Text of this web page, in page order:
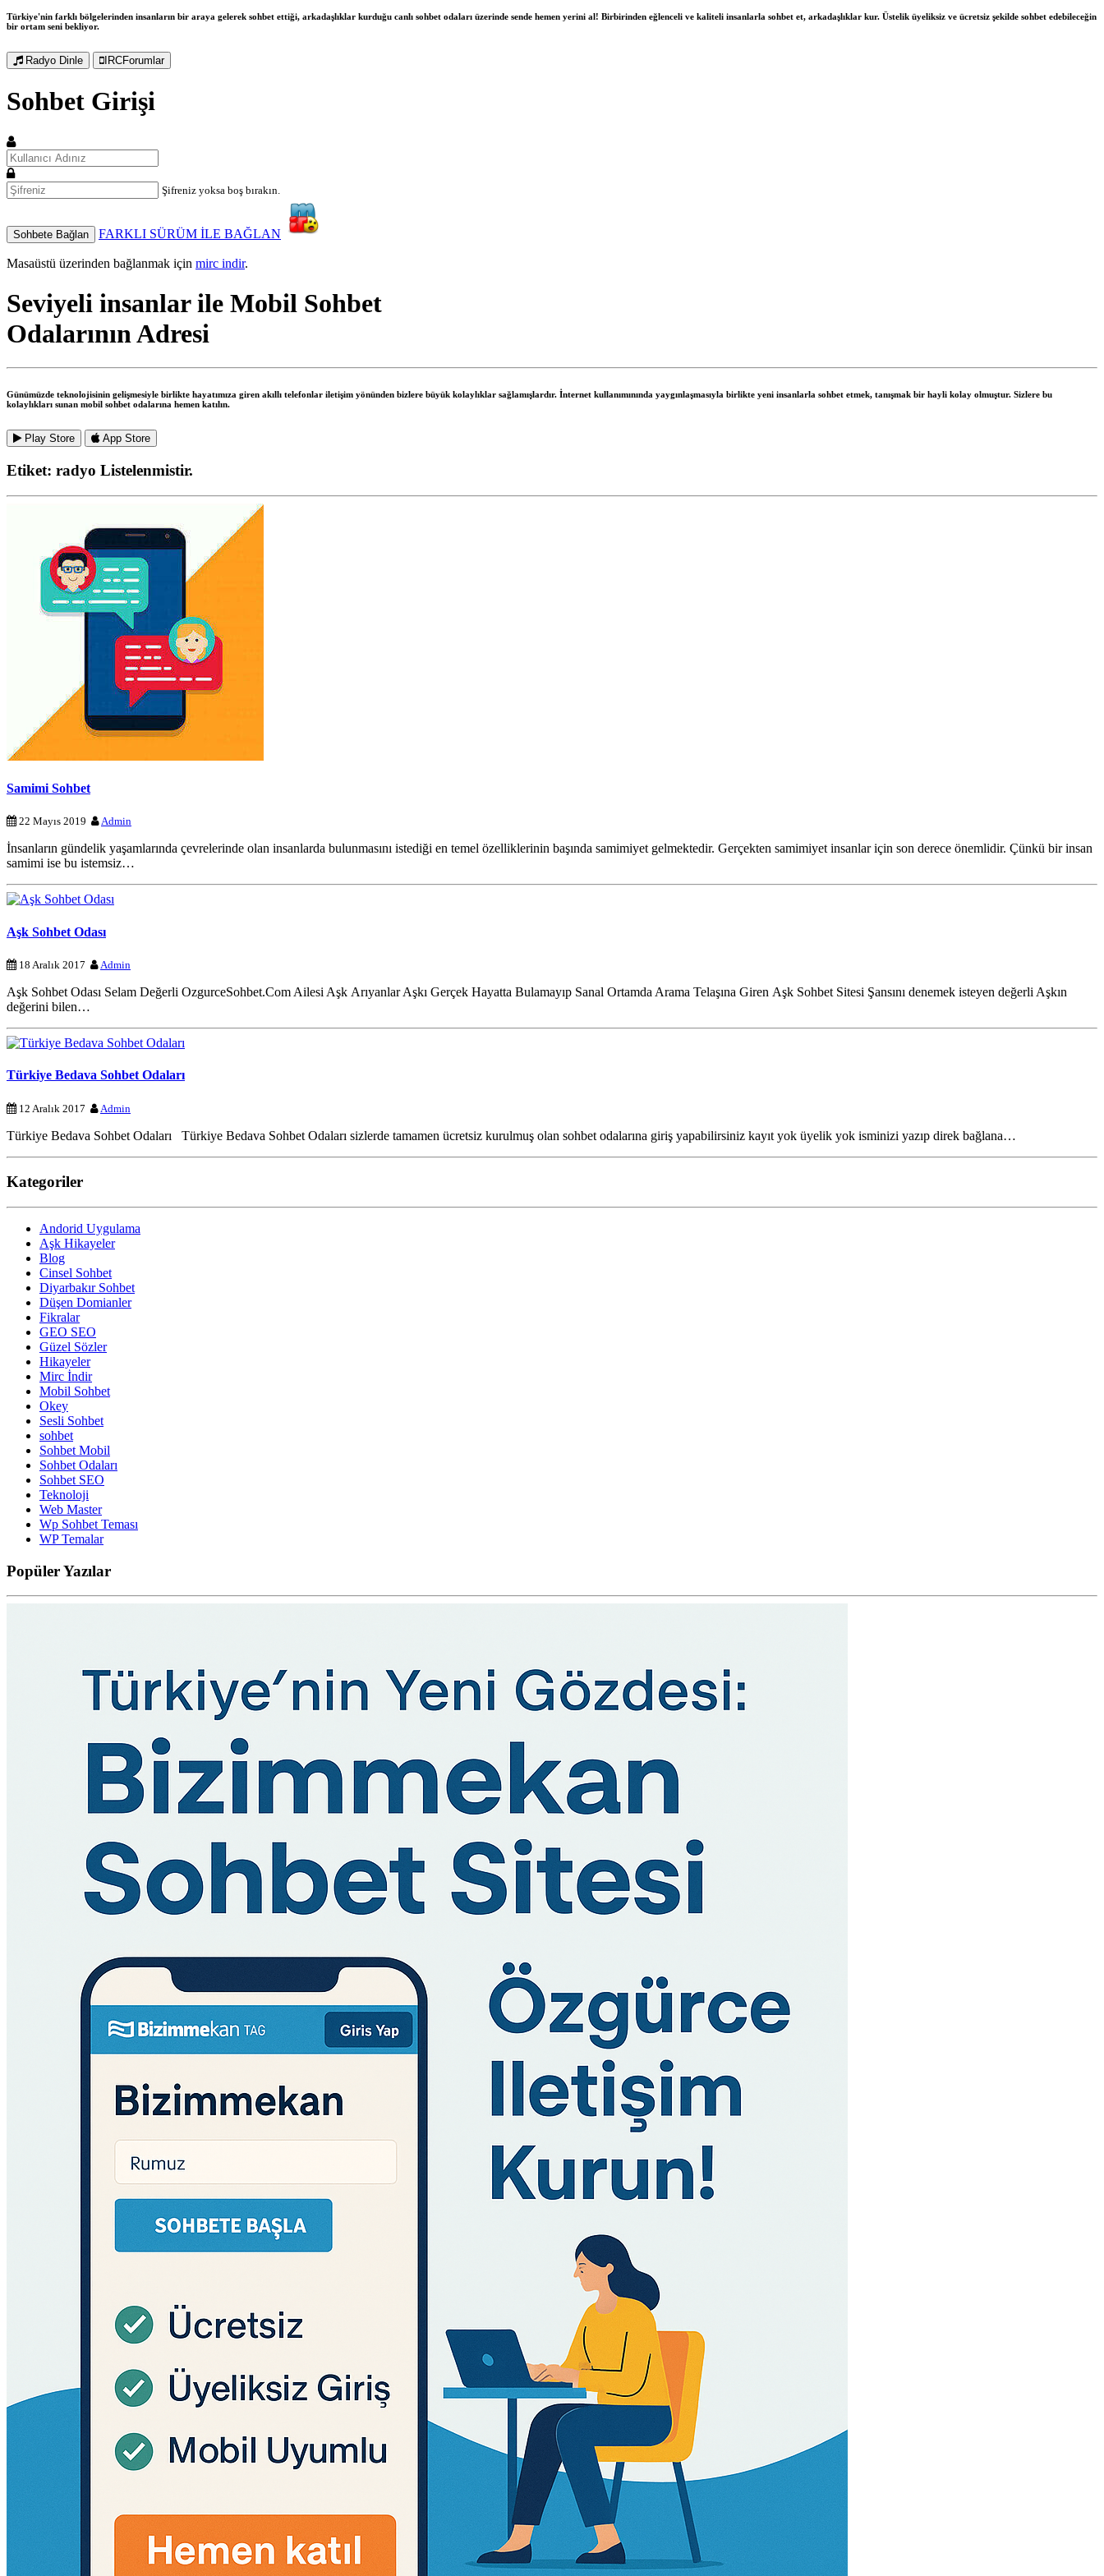
Türkiye'nin farklı bölgelerinden insanların bir araya gelerek sohbet ettiği, arkadaşlıklar kurduğu canlı sohbet odaları üzerinde sende hemen yerini al! Birbirinden eğlenceli ve kaliteli insanlarla sohbet et, arkadaşlıklar kur. Üstelik üyeliksiz ve ücretsiz şekilde sohbet edebileceğin
bir ortam seni bekliyor.
Radyo Dinle IRCForumlar
Sohbet Girişi
Şifreniz yoksa boş bırakın.
Sohbete Bağlan FARKLI SÜRÜM İLE BAĞLAN
Masaüstü üzerinden bağlanmak için mirc indir.
Seviyeli insanlar ile Mobil Sohbet
Odalarının Adresi
Günümüzde teknolojisinin gelişmesiyle birlikte hayatımıza giren akıllı telefonlar iletişim yönünden bizlere büyük kolaylıklar sağlamışlardır. İnternet kullanımınında yaygınlaşmasıyla birlikte yeni insanlarla sohbet etmek, tanışmak bir hayli kolay olmuştur. Sizlere bu
kolaylıkları sunan mobil sohbet odalarına hemen katılın.
Play Store App Store
Etiket: radyo Listelenmistir.
Samimi Sohbet
22 Mayıs 2019 Admin
İnsanların gündelik yaşamlarında çevrelerinde olan insanlarda bulunmasını istediği en temel özelliklerinin başında samimiyet gelmektedir. Gerçekten samimiyet insanlar için son derece önemlidir. Çünkü bir insan
samimi ise bu istemsiz…
Aşk Sohbet Odası
18 Aralık 2017 Admin
Aşk Sohbet Odası Selam Değerli OzgurceSohbet.Com Ailesi Aşk Arıyanlar Aşkı Gerçek Hayatta Bulamayıp Sanal Ortamda Arama Telaşına Giren Aşk Sohbet Sitesi Şansını denemek isteyen değerli Aşkın
değerini bilen…
Türkiye Bedava Sohbet Odaları
12 Aralık 2017 Admin
Türkiye Bedava Sohbet Odaları Türkiye Bedava Sohbet Odaları sizlerde tamamen ücretsiz kurulmuş olan sohbet odalarına giriş yapabilirsiniz kayıt yok üyelik yok isminizi yazıp direk bağlana…
Kategoriler
Andorid Uygulama
Aşk Hikayeler
Blog
Cinsel Sohbet
Diyarbakır Sohbet
Düşen Domianler
Fikralar
GEO SEO
Güzel Sözler
Hikayeler
Mirc İndir
Mobil Sohbet
Okey
Sesli Sohbet
sohbet
Sohbet Mobil
Sohbet Odaları
Sohbet SEO
Teknoloji
Web Master
Wp Sohbet Teması
WP Temalar
PopülerYazılar